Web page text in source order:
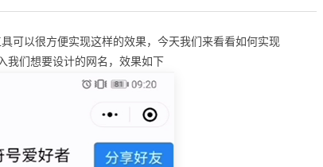
可以很方便实现这样的效果，今天我们来看看如何实现
我们想要设计的网名，效果如下